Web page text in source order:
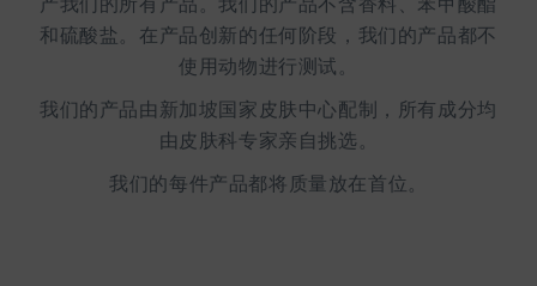
产我们的所有产品。我们的产品不含香料、苯甲酸酯
和硫酸盐。在产品创新的任何阶段，我们的产品都不
使用动物进行测试。
我们的产品由新加坡国家皮肤中心配制，所有成分均
由皮肤科专家亲自挑选。
我们的每件产品都将质量放在首位。